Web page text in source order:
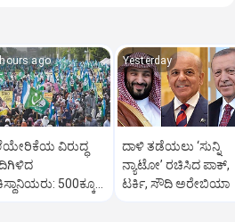
ago
ವಿರುದ್ಧ
‌500ಕ್ಕೂ
Yesterday
ದಾಳಿ ತಡೆಯಲು ‘ಸುನ್ನಿ
ನ್ಯಾಟೋ’ ರಚಿಸಿದ ಪಾಕ್‌,
ಟರ್ಕಿ, ಸೌದಿ ಅರೇಬಿಯಾ